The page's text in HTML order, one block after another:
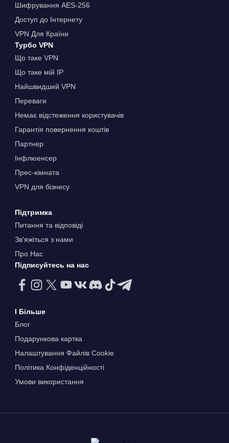
Шифрування AES-256
Доступ до Інтернету
VPN Для Країни
Турбо VPN
Що таке VPN
Що таке мій IP
Найшвидший VPN
Переваги
Немає відстеження користувачів
Гарантія повернення коштів
Партнер
Інфлюенсер
Прес-кімната
VPN для бізнесу
Підтримка
Питання та відповіді
Зв'яжіться з нами
Про Нас
Підписуйтесь на нас
І Більше
Блог
Подарункова картка
Налаштування Файлів Сookie
Політика Конфіденційності
Умови використання